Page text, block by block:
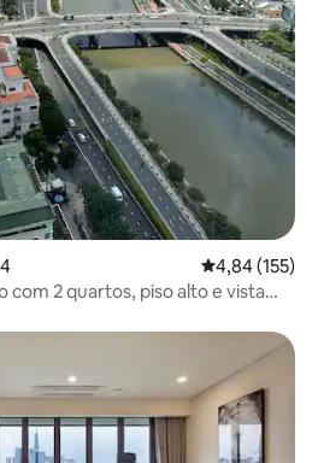
Classificação
4,84 (155)
com 2 quartos, piso alto e vista